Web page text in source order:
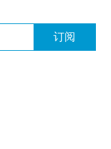
订阅